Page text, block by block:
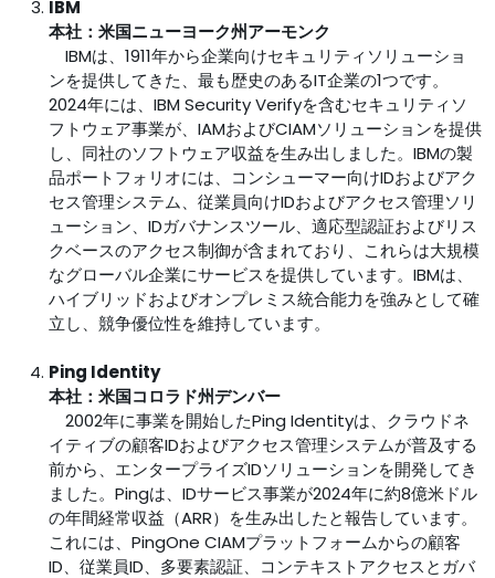
IBM
本社：米国ニューヨーク州アーモンク
IBMは、1911年から企業向けセキュリティソリューショ
ンを提供してきた、最も歴史のあるIT企業の1つです。
2024年には、IBM Security Verifyを含むセキュリティソ
フトウェア事業が、IAMおよびCIAMソリューションを提供
し、同社のソフトウェア収益を生み出しました。IBMの製
品ポートフォリオには、コンシューマー向けIDおよびアク
セス管理システム、従業員向けIDおよびアクセス管理ソリ
ューション、IDガバナンスツール、適応型認証およびリス
クベースのアクセス制御が含まれており、これらは大規模
なグローバル企業にサービスを提供しています。IBMは、
ハイブリッドおよびオンプレミス統合能力を強みとして確
立し、競争優位性を維持しています。
Ping Identity
本社：米国コロラド州デンバー
2002年に事業を開始したPing Identityは、クラウドネ
イティブの顧客IDおよびアクセス管理システムが普及する
前から、エンタープライズIDソリューションを開発してき
ました。Pingは、IDサービス事業が2024年に約8億米ドル
の年間経常収益（ARR）を生み出したと報告しています。
これには、PingOne CIAMプラットフォームからの顧客
ID、従業員ID、多要素認証、コンテキストアクセスとガバ